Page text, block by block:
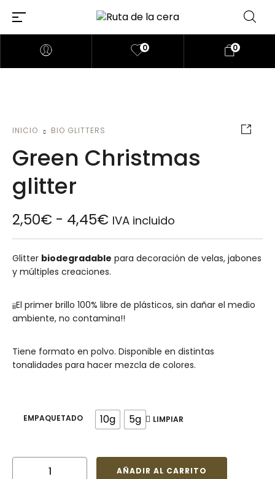
0 0
INICIO BIO GLITTERS
Green Christmas
glitter
2,50€ - 4,45€ IVA incluido
Glitter biodegradable para decoración de velas, jabones
y múltiples creaciones.
¡¡El primer brillo 100% libre de plásticos, sin dañar el medio
ambiente, no contamina!!
Tiene formato en polvo. Disponible en distintas
tonalidades para hacer mezcla de colores.
EMPAQUETADO 10g 5g LIMPIAR
AÑADIR AL CARRITO